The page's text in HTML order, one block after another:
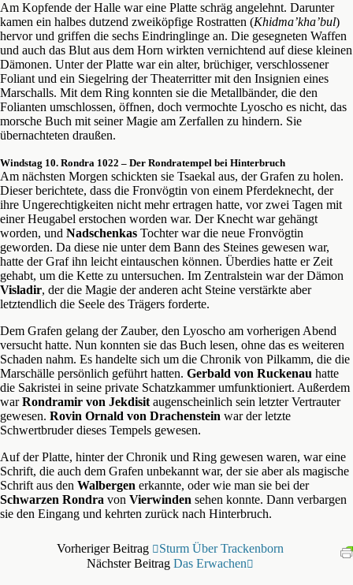
Am Kopfende der Halle war eine Platte schräg angelehnt. Darunter
kamen ein halbes dutzend zweiköpfige Rostratten (Khidma’kha’bul)
hervor und griffen die sechs Eindringlinge an. Die gesegneten Waffen
und auch das Blut aus dem Horn wirkten vernichtend auf diese kleinen
Dämonen. Unter der Platte war ein alter, brüchiger, verschlossener
Foliant und ein Siegelring der Theaterritter mit den Insignien eines
Marschalls. Mit dem Ring konnten sie die Metallbänder, die den
Folianten umschlossen, öffnen, doch vermochte Lyoscho es nicht, das
morsche Buch mit seiner Magie am Zerfallen zu hindern. Sie
übernachteten draußen.
Windstag 10. Rondra 1022 – Der Rondratempel bei Hinterbruch
Am nächsten Morgen schickten sie Tsaekal aus, der Grafen zu holen.
Dieser berichtete, dass die Fronvögtin von einem Pferdeknecht, der
ihre Ungerechtigkeiten nicht mehr ertragen hatte, vor zwei Tagen mit
einer Heugabel erstochen worden war. Der Knecht war gehängt
worden, und Nadschenkas Tochter war die neue Fronvögtin
geworden. Da diese nie unter dem Bann des Steines gewesen war,
hatte der Graf ihn leicht eintauschen können. Überdies hatte er Zeit
gehabt, um die Kette zu untersuchen. Im Zentralstein war der Dämon
Visladir, der die Magie der anderen acht Steine verstärkte aber
letztendlich die Seele des Trägers forderte.
Dem Grafen gelang der Zauber, den Lyoscho am vorherigen Abend
versucht hatte. Nun konnten sie das Buch lesen, ohne das es weiteren
Schaden nahm. Es handelte sich um die Chronik von Pilkamm, die die
Marschälle persönlich geführt hatten. Gerbald von Ruckenau hatte
die Sakristei in seine private Schatzkammer umfunktioniert. Außerdem
warRondramir von Jekdisit augenscheinlich sein letzter Vertrauter
gewesen. Rovin Ornald von Drachenstein war der letzte
Schwertbruder dieses Tempels gewesen.
Auf der Platte, hinter der Chronik und Ring gewesen waren, war eine
Schrift, die auch dem Grafen unbekannt war, der sie aber als magische
Schrift aus den Walbergen erkannte, oder wie man sie bei der
Schwarzen Rondra von Vierwinden sehen konnte. Dann verbargen
sie den Eingang und kehrten zurück nach Hinterbruch.
Vorheriger Beitrag
Sturm Über Trackenborn
Nächster Beitrag Das Erwachen